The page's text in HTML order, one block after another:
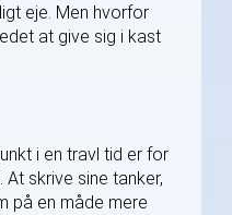
eje. Men hvorfor
at give sig i kast
i en travl tid er for
skrive sine tanker,
på en måde mere